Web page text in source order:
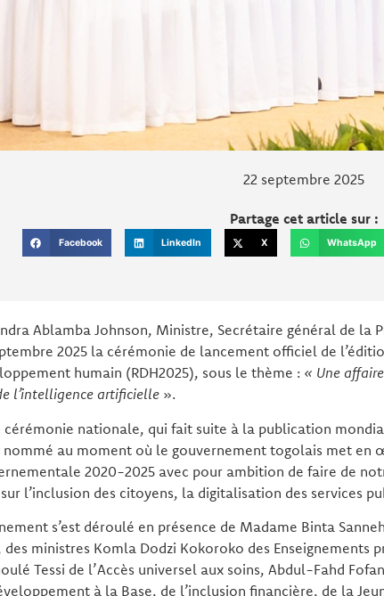
22 septembre 2025
Partage cet article sur :
Facebook LinkedIn X WhatsApp
Ablamba Johnson, Ministre, Secrétaire général de la
2025 la cérémonie de lancement officiel de
humain (RDH2025), sous le thème : « Une
l’intelligence artificielle ».
cérémonie nationale, qui fait suite à la publication
au moment où le gouvernement togolais met en
2020-2025 avec pour ambition de faire de
l’inclusion des citoyens, la digitalisation des services
s’est déroulé en présence de Madame Binta
des ministres Komla Dodzi Kokoroko des
Tessi de l’Accès universel aux soins, Abdul-Fahd
à la Base, de l’inclusion financière, de la